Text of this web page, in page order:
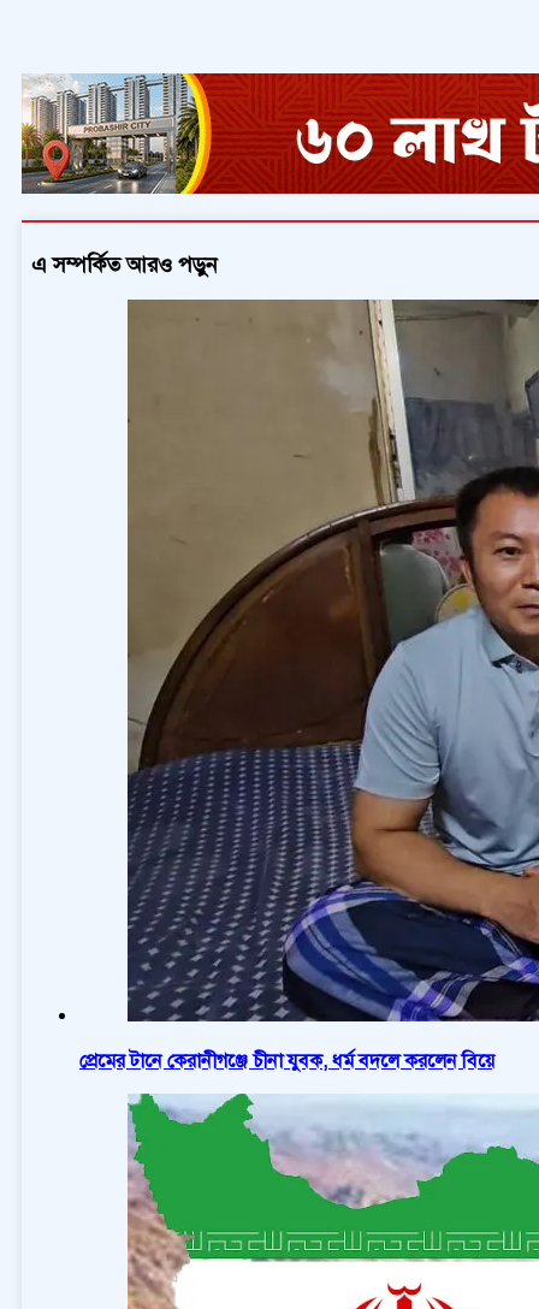
এ সম্পর্কিত আরও পড়ুন
প্রেমের টানে কেরানীগঞ্জে চীনা যুবক, ধর্ম বদলে করলেন বিয়ে